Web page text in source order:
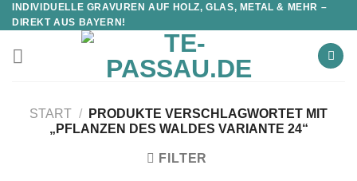
INDIVIDUELLE GRAVUREN AUF HOLZ, GLAS, METAL & MEHR –
DIREKT AUS BAYERN!
START /
PRODUKTE VERSCHLAGWORTET MIT
„PFLANZEN DES WALDES VARIANTE 24“
FILTER